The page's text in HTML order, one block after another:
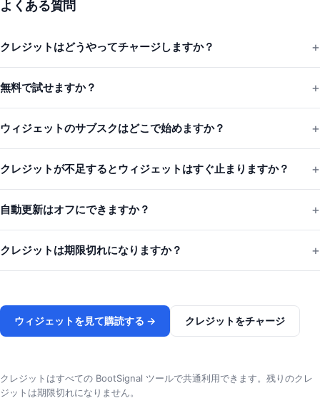
よくある質問
クレジットはどうやってチャージしますか？
無料で試せますか？
ウィジェットのサブスクはどこで始めますか？
クレジットが不足するとウィジェットはすぐ止まりますか？
自動更新はオフにできますか？
クレジットは期限切れになりますか？
ウィジェットを見て購読する → クレジットをチャージ
クレジットはすべての BootSignal ツールで共通利用できます。残りのクレ
ジットは期限切れになりません。